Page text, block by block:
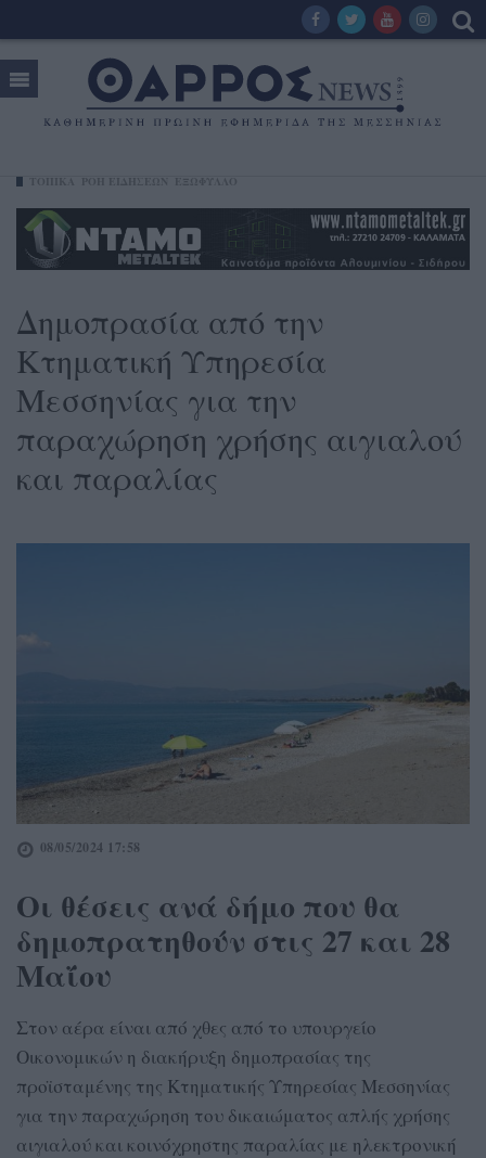
Δημοπρασία από την
Κτηματική Υπηρεσία
Μεσσηνίας για την
παραχώρηση χρήσης αιγιαλού
και παραλίας
08/05/2024 17:58
Οι θέσεις ανά δήμο που θα
δημοπρατηθούν στις 27 και 28
Μαΐου
Στον αέρα είναι από χθες από το υπουργείο
Οικονομικών η διακήρυξη δημοπρασίας της
προϊσταμένης της Κτηματικής Υπηρεσίας Μεσσηνίας
για την παραχώρηση του δικαιώματος απλής χρήσης
αιγιαλού και κοινόχρηστης παραλίας με ηλεκτρονική